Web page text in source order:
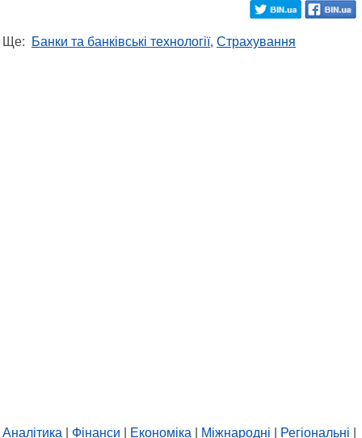
Ще: Банки та банківські технології, Страхування
Аналітика Фінанси Економіка Міжнародні Регіональні